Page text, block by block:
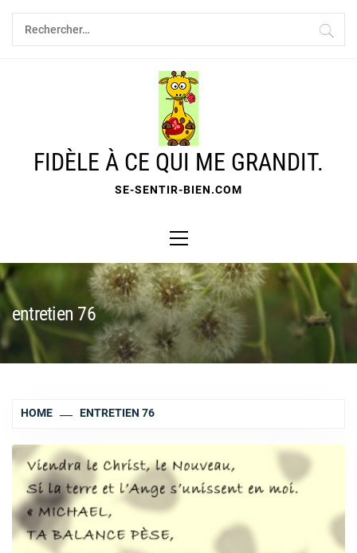
Skip
content
Rechercher :
FIDÈLE À CE QUI ME GRANDIT.
SE-SENTIR-BIEN.COM
Menu
entretien 76
HOME ENTRETIEN 76